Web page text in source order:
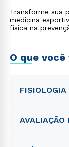
Transforme sua
medicina
física na
O que
FISIOLOGIA
AVALIAÇÃO